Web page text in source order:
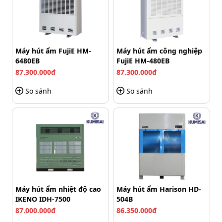
lắp đặt ngoài trời.
Một số ưu điểm nổi trội của barrier Came G4000
Trang bị động cơ cao cấp, hiệu suất ổn định, đáp ứng
Máy hút ẩm FujiE HM-
6480EB
87.300.000đ
So sánh
Máy hút ẩm công nghiệp
FujiE HM-480EB
87.300.000đ
So sánh
Máy hút ẩm nhiệt độ cao
IKENO IDH-7500
87.000.000đ
Máy hút ẩm Harison HD-
504B
86.350.000đ